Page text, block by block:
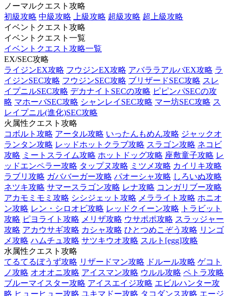
ノーマルクエスト攻略
初級攻略 中級攻略 上級攻略 超級攻略 超上級攻略
イベントクエスト攻略
イベントクエスト一覧
イベントクエスト攻略一覧
EX/SEC攻略
ライジンEX攻略 フウジンEX攻略 アバララアルバEX攻略 ラ
イジンSEC攻略 フウジンSEC攻略 ブリザードSEC攻略 スレ
イプニルSEC攻略 デカナイトSECの攻略 ピピンパSECの攻
略 マホーバSEC攻略 シャンレイSEC攻略 マー坊SEC攻略 ス
レイプニル(進化)SEC攻略
火属性クエスト攻略
コボルト攻略 アータル攻略 いったんもめん攻略 ジャックオ
ランタン攻略 レッドホットクラブ攻略 スラゴン攻略 ネコビ
攻略 ミートスライム攻略 ホットドッグ攻略 座敷童子攻略 レ
ッドエンペラー攻略 タップヌ攻略 ミツメ攻略 カイリキ攻略
ラブリ攻略 ガババーガー攻略 パオーシャ攻略 しろいぬ攻略
ネツキ攻略 サマースラゴン攻略 レナ攻略 コンガリブー攻略
アカモミモミ攻略 シシジェット攻略 メラライト攻略 ホニオ
ン攻略 レン・シロオビ攻略 レッドクイーン攻略
トラビット
攻略 ピヨライト攻略 メリザ攻略 ウサポポ攻略 スラッジャー
攻略 アカウサギ攻略 カシャ攻略 ひとつめこぞう攻略 リンゴ
メ攻略 ハムチュ攻略 サツキウオ攻略 スルト[egg]攻略
水属性クエスト攻略
てるてるぼうず攻略 リザードマン攻略 ドルール攻略 ゲコト
ノ攻略 オオオニ攻略 アイスマン攻略 ウルル攻略 ペトラ攻略
ブルーマイスター攻略 アイスエイジ攻略 エビルハンター攻
略 ヒューヒュー攻略 ユキマドー攻略 タコダンス攻略 エージ